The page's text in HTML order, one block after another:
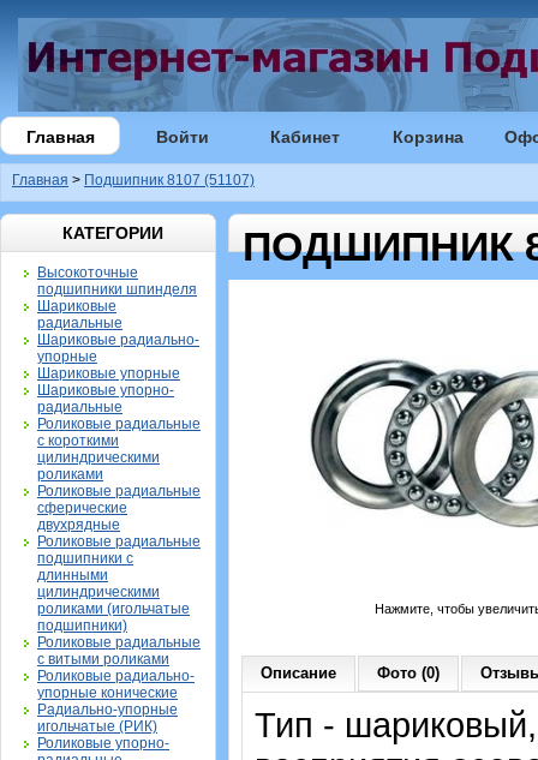
Главная Войти Кабинет Корзина
Главная > Подшипник 8107 (51107)
КАТЕГОРИИ
Высокоточные
подшипники шпинделя
Шариковые
радиальные
Шариковые радиально-
упорные
Шариковые упорные
Шариковые упорно-
радиальные
Роликовые радиальные
с короткими
цилиндрическими
роликами
Роликовые радиальные
сферические
двухрядные
Роликовые радиальные
подшипники с
длинными
цилиндрическими
роликами (игольчатые
подшипники)
Роликовые радиальные
с витыми роликами
Роликовые радиально-
упорные конические
Радиально-упорные
игольчатые (РИК)
Роликовые упорно-
ПОДШИПНИК
Нажмите, чтобы
Описание Фото (0)
Тип -